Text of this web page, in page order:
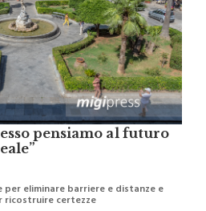
pensiamo al futuro
eliminare barriere e distanze e
certezze